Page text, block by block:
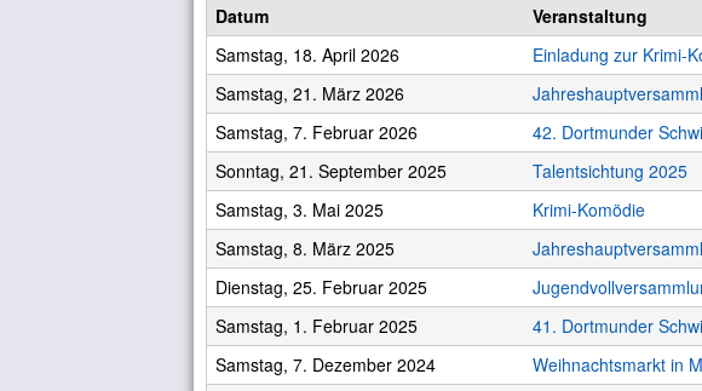
Datum
Veranstaltung
Samstag, 18. April 2026
Einladung zur Krimi-
Samstag, 21. März 2026
Samstag, 7. Februar 2026
42. Dortmunder
Sonntag, 21. September 2025
Talentsichtung 2025
Samstag, 3. Mai 2025
Krimi-Komödie
Samstag, 8. März 2025
Dienstag, 25. Februar 2025
Samstag, 1. Februar 2025
41. Dortmunder
Samstag, 7. Dezember 2024
Weihnachtsmarkt in